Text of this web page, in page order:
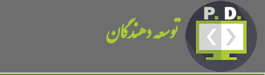
توسعه دهندگان